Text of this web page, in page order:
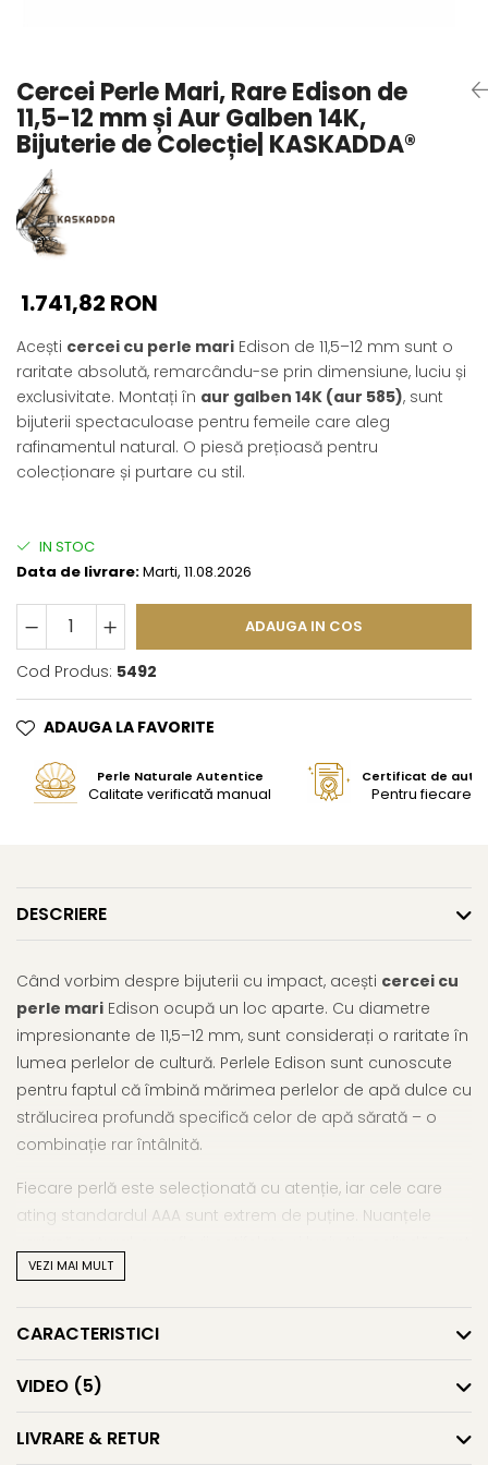
Pandantive cu Perle
Brose cu Perle
Cercei Perle Mari, Rare Edison de
11,5-12 mm și Aur Galben 14K,
Bijuterie de Colecție| KASKADDA®
1.741,82 RON
Acești cercei cu perle mari Edison de 11,5–12 mm sunt o
raritate absolută, remarcându-se prin dimensiune, luciu și
exclusivitate. Montați în aur galben 14K (aur 585), sunt
bijuterii spectaculoase pentru femeile care aleg
rafinamentul natural. O piesă prețioasă pentru
colecționare și purtare cu stil.
IN STOC
Data de livrare:Marti, 11.08.2026
ADAUGA IN COS
Cod Produs: 5492
ADAUGA LA FAVORITE
Perle Naturale Autentice
Calitate verificată manual
Certificat de
Pentru fiecare
DESCRIERE
Când vorbim despre bijuterii cu impact, acești cercei cu
perle mari Edison ocupă un loc aparte. Cu diametre
impresionante de 11,5–12 mm, sunt considerați o raritate în
lumea perlelor de cultură. Perlele Edison sunt cunoscute
pentru faptul că îmbină mărimea perlelor de apă dulce cu
strălucirea profundă specifică celor de apă sărată – o
combinație rar întâlnită.
Fiecare perlă este selecționată cu atenție, iar cele care
ating standardul AAA sunt extrem de puține. Nuanțele
perle care atrag prin autenticitate și volum, perfecte
elegantă.
perlele, păstrând în prim-plan frumusețea naturală. Acești
– o transformă. Sunt ideali pentru evenimente speciale,
VEZI MAI MULT
CARACTERISTICI
VIDEO (5)
LIVRARE & RETUR